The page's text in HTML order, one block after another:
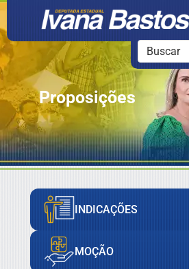
Proposições
INDICAÇÕES
MOÇÃO